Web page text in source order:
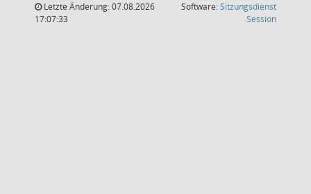
Letzte Änderung: 07.08.2026
17:07:33
Software:Sitzungsdienst
Session(Wird in